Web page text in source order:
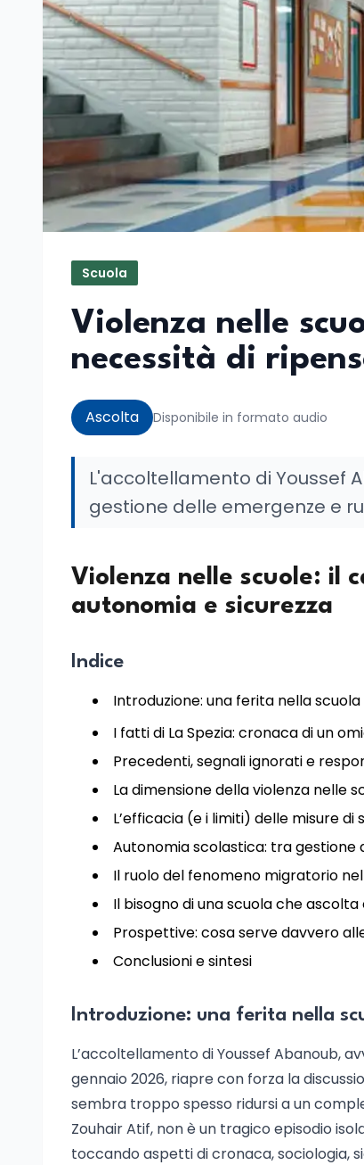
Scuola
Violenza nelle
necessità di
Ascolta Disponibile in formato audio
L'accoltellamento di Youssef
gestione delle emergenze e
Violenza nelle scuole: il
autonomia e sicurezza
Indice
Introduzione: una ferita nella scuola
I fatti di La Spezia: cronaca di un
Precedenti, segnali ignorati e
La dimensione della violenza nelle
L’efficacia (e i limiti) delle misure
Autonomia scolastica: tra gestione
Il ruolo del fenomeno migratorio
Il bisogno di una scuola che
Prospettive: cosa serve davvero
Conclusioni e sintesi
Introduzione: una ferita nella
L’accoltellamento di Youssef Abanoub,
gennaio 2026, riapre con forza la
sembra troppo spesso ridursi a un
Zouhair Atif, non è un tragico episodio
toccando aspetti di cronaca, sociologia,